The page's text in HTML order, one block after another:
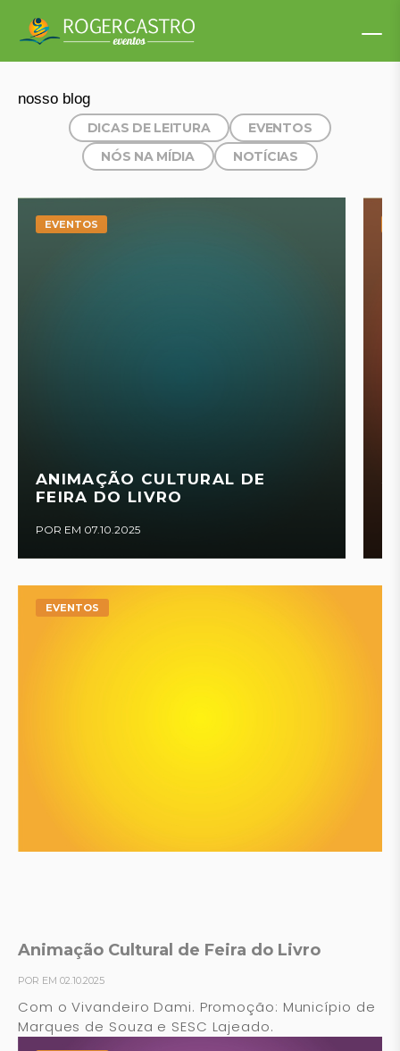
nosso blog
DICAS DE LEITURA
EVENTOS
NÓS NA MÍDIA
NOTÍCIAS
EVENTOS
ANIMAÇÃO CULTURAL DE
FEIRA DO LIVRO
POR EM 07.10.2025
EVENTOS
Animação Cultural de Feira do Livro
POR EM 02.10.2025
Com o Vivandeiro Dami. Promoção: Município de
Marques de Souza e SESC Lajeado.